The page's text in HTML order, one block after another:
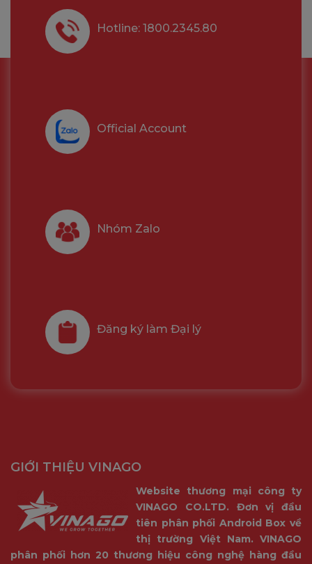
Hotline: 1800.2345.80
Official Account
Nhóm Zalo
Đăng ký làm Đại lý
GIỚI THIỆU VINAGO
Website thương mại công ty
VINAGO CO.LTD. Đơn vị đầu
tiên phân phối Android Box về
thị trường Việt Nam. VINAGO
phân phối hơn 20 thương hiệu công nghệ hàng đầu